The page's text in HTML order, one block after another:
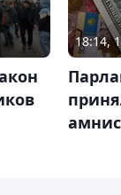
18:14,